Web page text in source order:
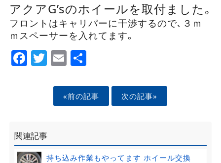
アクアG’sのホイールを取付ました｡
フロントはキャリパーに干渉するので､３ｍ
ｍスペーサーを入れてます｡
Facebook
Twitter
EmailShare
«前の記事 次の記事»
関連記事
持ち込み作業もやってます ホイール交換